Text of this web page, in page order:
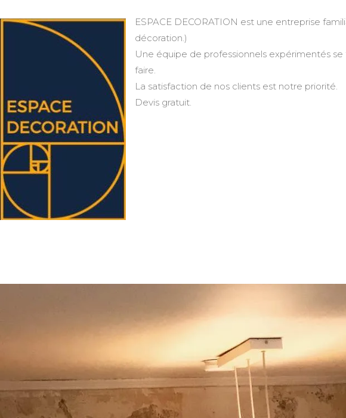
ESPACE DECORATION est une entreprise
décoration.)
Une équipe de professionnels expérimentés
faire.
La satisfaction de nos clients est notre priorité.
Devis gratuit.